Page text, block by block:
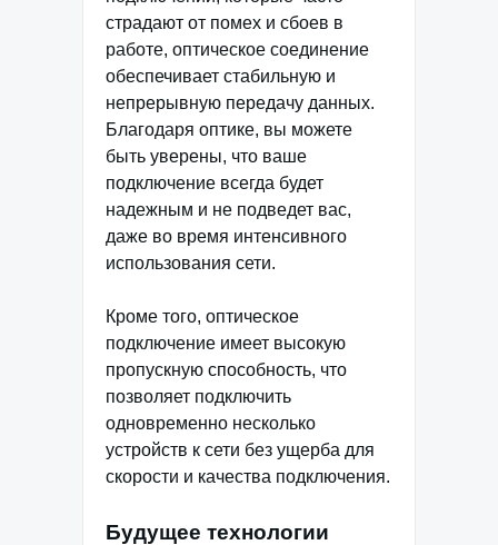
страдают от помех и сбоев в
работе, оптическое соединение
обеспечивает стабильную и
непрерывную передачу данных.
Благодаря оптике, вы можете
быть уверены, что ваше
подключение всегда будет
надежным и не подведет вас,
даже во время интенсивного
использования сети.
Кроме того, оптическое
подключение имеет высокую
пропускную способность, что
позволяет подключить
одновременно несколько
устройств к сети без ущерба для
скорости и качества подключения.
Будущее технологии